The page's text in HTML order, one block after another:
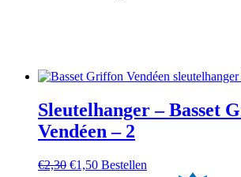
Sleutelhanger – Basset
Vendéen – 2
€2,30 Oorspronkelijke
€1,50Huidige
Bestellen